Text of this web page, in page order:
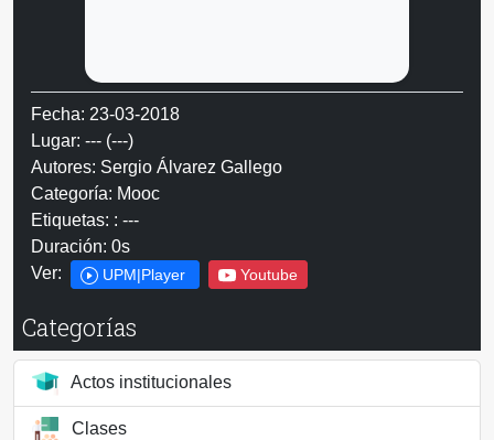
Fecha: 23-03-2018
Lugar: --- (---)
Autores: Sergio Álvarez Gallego
Categoría: Mooc
Etiquetas: : ---
Duración: 0s
Ver:
UPM|Player Youtube
Categorías
Actos institucionales
Clases